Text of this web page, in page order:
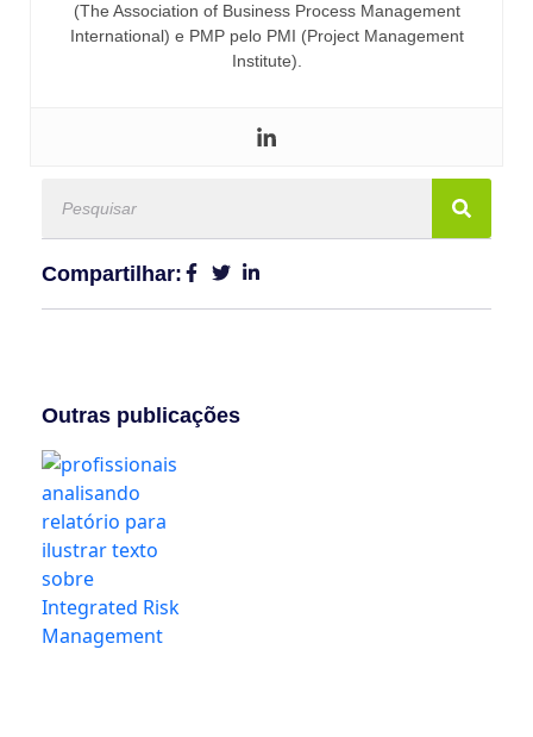
(The Association of Business Process Management
International) e PMP pelo PMI (Project Management
Institute).
Compartilhar:
Outras publicações